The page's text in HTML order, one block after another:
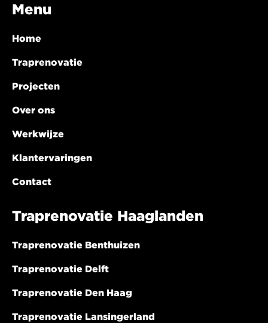
Menu
Home
Traprenovatie
Projecten
Over ons
Werkwijze
Klantervaringen
Contact
Traprenovatie Haaglanden
Traprenovatie Benthuizen
Traprenovatie Delft
Traprenovatie Den Haag
Traprenovatie Lansingerland